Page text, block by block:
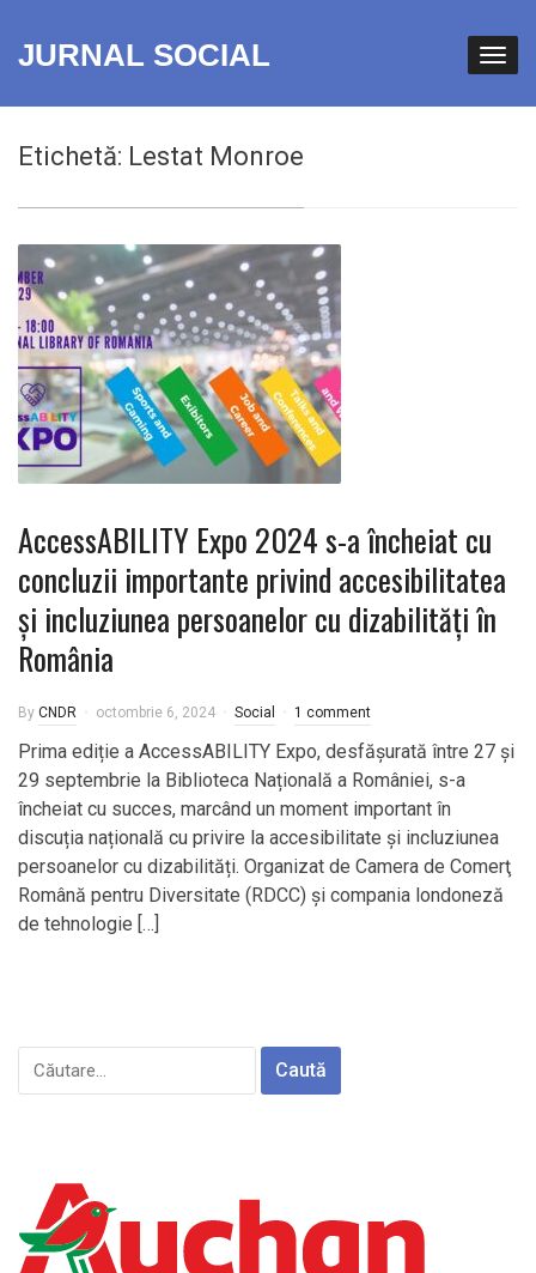
JURNAL SOCIAL
Etichetă: Lestat Monroe
AccessABILITY Expo 2024 s-a încheiat cu
concluzii importante privind accesibilitatea
și incluziunea persoanelor cu dizabilități în
România
By CNDR octombrie 6, 2024 Social 1 comment
Prima ediție a AccessABILITY Expo, desfășurată între 27 și
29 septembrie la Biblioteca Națională a României, s-a
încheiat cu succes, marcând un moment important în
discuția națională cu privire la accesibilitate și incluziunea
persoanelor cu dizabilități. Organizat de Camera de Comerţ
Română pentru Diversitate (RDCC) și compania londoneză
de tehnologie […]
Caută
după: